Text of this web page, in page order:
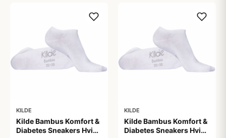
KILDE
Kilde Bambus Komfort &
Diabetes Sneakers Hvid
KILDE
Kilde Bambus Komfort &
Diabetes Sneakers Hvid